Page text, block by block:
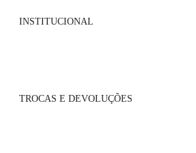
INSTITUCIONAL
Atacado
TROCAS E DEVOLUÇÕES